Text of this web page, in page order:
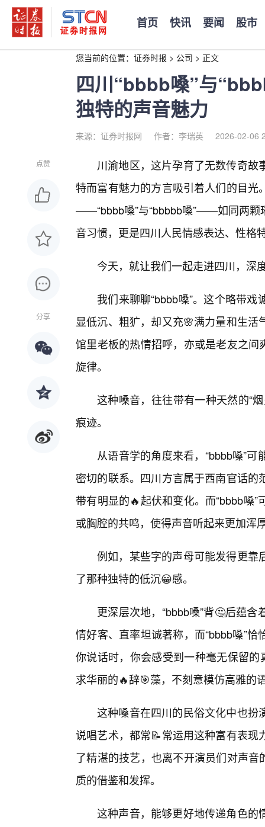
首页 快讯 要闻 股市
您当前的位置： 证券时报 > 公司 > 正文
四川“bbbb嗓”与
独特的声音魅力
来源：证券时报网 作者：李瑞英 2026-02-06
点赞
分享
川渝地区，这片孕育了无数传奇
特而富有魅力的方言吸引着人们的目
——“bbbb嗓”与“bbbbb嗓”——如同两颗
音习惯，更是四川人民情感表达、性格
今天，就让我们一起走进四川，深
我们来聊聊“bbbb嗓”。这个略带
显低沉、粗犷，却又充🌸满力量和生
馆里老板的热情招呼，亦或是老友之间
旋律。
这种嗓音，往往带有一种天然的“
痕迹。
从语音学的角度来看，“bbbb嗓”
密切的联系。四川方言属于西南官话
带有明显的🔥起伏和变化。而“bbbb嗓
或胸腔的共鸣，使得声音听起来更加浑
例如，某些字的声母可能发得更靠
了那种独特的低沉😀感。
更深层次地，“bbbb嗓”背🤔后蕴
情好客、直率坦诚著称，而“bbbb嗓”
你说话时，你会感受到一种毫无保留
求华丽的🔥辞🎯藻，不刻意模仿高雅的
这种嗓音在四川的民俗文化中也扮
说唱艺术，都常📝常运用这种富有表
了精湛的技艺，也离不开演员们对声音
质的借鉴和发挥。
这种声音，能够更好地传递角色的